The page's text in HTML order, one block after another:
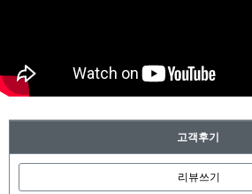
고객후기
리뷰쓰기